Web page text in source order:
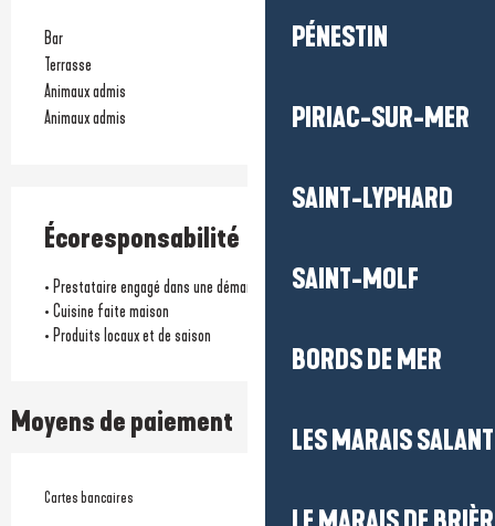
PÉNESTIN
PIRIAC-SUR-MER
SAINT-LYPHARD
SAINT-MOLF
BORDS DE MER
LES MARAIS
Bar
Terrasse
Animaux admis
Animaux admis
Écoresponsabilité
• Prestataire engagé dans une démarche environnementale
• Cuisine faite maison
• Produits locaux et de saison
Moyens de paiement
Cartes bancaires